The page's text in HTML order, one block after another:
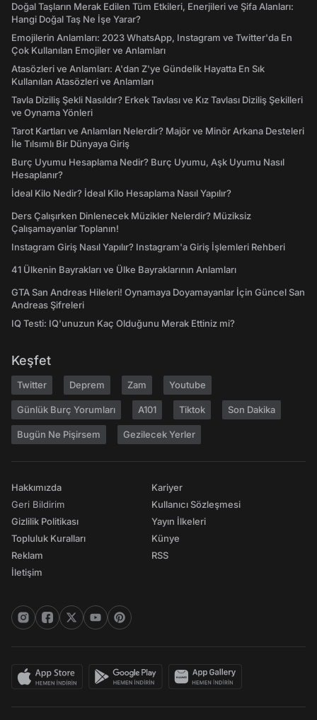
Doğal Taşların Merak Edilen Tüm Etkileri, Enerjileri ve Şifa Alanları:
Hangi Doğal Taş Ne İşe Yarar?
Emojilerin Anlamları: 2023 WhatsApp, Instagram ve Twitter'da En
Çok Kullanılan Emojiler ve Anlamları
Atasözleri ve Anlamları: A'dan Z'ye Gündelik Hayatta En Sık
Kullanılan Atasözleri ve Anlamları
Tavla Diziliş Şekli Nasıldır? Erkek Tavlası ve Kız Tavlası Diziliş Şekilleri
ve Oynama Yönleri
Tarot Kartları ve Anlamları Nelerdir? Majör ve Minör Arkana Desteleri
İle Tılsımlı Bir Dünyaya Giriş
Burç Uyumu Hesaplama Nedir? Burç Uyumu, Aşk Uyumu Nasıl
Hesaplanır?
İdeal Kilo Nedir? İdeal Kilo Hesaplama Nasıl Yapılır?
Ders Çalışırken Dinlenecek Müzikler Nelerdir? Müziksiz
Çalışamayanlar Toplanın!
Instagram Giriş Nasıl Yapılır? Instagram'a Giriş İşlemleri Rehberi
41 Ülkenin Bayrakları ve Ülke Bayraklarının Anlamları
GTA San Andreas Hileleri! Oynamaya Doyamayanlar İçin Güncel San
Andreas Şifreleri
IQ Testi: IQ'unuzun Kaç Olduğunu Merak Ettiniz mi?
Keşfet
Twitter Deprem Zam Youtube
Günlük Burç Yorumları A101 Tiktok Son Dakika
Bugün Ne Pişirsem Gezilecek Yerler
Hakkımızda
Geri Bildirim
Gizlilik Politikası
Topluluk Kuralları
Reklam
İletişim
Kariyer
Kullanıcı Sözleşmesi
Yayın İlkeleri
Künye
RSS